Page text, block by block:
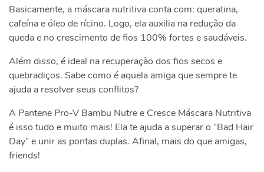
Basicamente, a máscara nutritiva conta com: queratina,
cafeína e óleo de rícino. Logo, ela auxilia na redução da
queda e no crescimento de fios 100% fortes e saudáveis.
Além disso, é ideal na recuperação dos fios secos e
quebradiços. Sabe como é aquela amiga que sempre te
ajuda a resolver seus conflitos?
A Pantene Pro-V Bambu Nutre e Cresce Máscara Nutritiva
é isso tudo e muito mais! Ela te ajuda a superar o “Bad Hair
Day” e unir as pontas duplas. Afinal, mais do que amigas,
friends!